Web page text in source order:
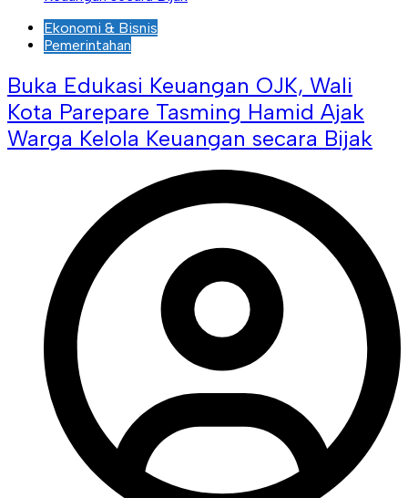
Ekonomi & Bisnis
Pemerintahan
Buka Edukasi Keuangan OJK, Wali
Kota Parepare Tasming Hamid Ajak
Warga Kelola Keuangan secara Bijak